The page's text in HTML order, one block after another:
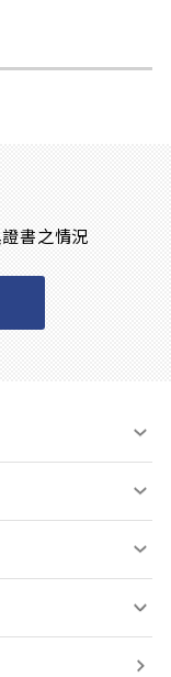
證書之情況